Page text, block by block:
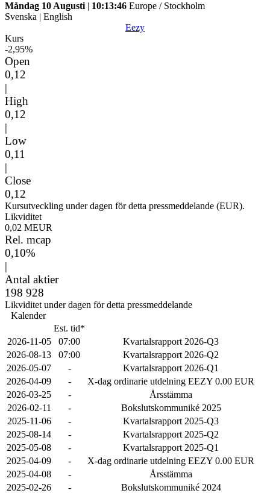
Måndag 10 Augusti | 10:13:46 Europe / Stockholm
Svenska | English
Eezy
Kurs
-2,95%
Open
0,12
|
High
0,12
|
Low
0,11
|
Close
0,12
Kursutveckling under dagen för detta pressmeddelande (EUR).
Likviditet
0,02 MEUR
Rel. mcap
0,10%
|
Antal aktier
198 928
Likviditet under dagen för detta pressmeddelande
Kalender
Est. tid*
2026-11-05
07:00
Kvartalsrapport 2026-Q3
2026-08-13
07:00
Kvartalsrapport 2026-Q2
2026-05-07
-
Kvartalsrapport 2026-Q1
2026-04-09
-
X-dag ordinarie utdelning EEZY 0.00 EUR
2026-03-25
-
Årsstämma
2026-02-11
-
Bokslutskommuniké 2025
2025-11-06
-
Kvartalsrapport 2025-Q3
2025-08-14
-
Kvartalsrapport 2025-Q2
2025-05-08
-
Kvartalsrapport 2025-Q1
2025-04-09
-
X-dag ordinarie utdelning EEZY 0.00 EUR
2025-04-08
-
Årsstämma
2025-02-26
-
Bokslutskommuniké 2024